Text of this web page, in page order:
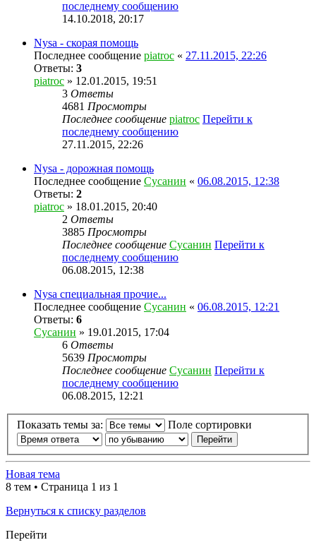
последнему сообщению
14.10.2018, 20:17
Nysa - скорая помощь
Последнее сообщение piatroc « 27.11.2015, 22:26
Ответы: 3
piatroc » 12.01.2015, 19:51
3 Ответы
4681 Просмотры
Последнее сообщение piatroc Перейти к
последнему сообщению
27.11.2015, 22:26
Nysa - дорожная помощь
Последнее сообщение Сусанин « 06.08.2015, 12:38
Ответы: 2
piatroc » 18.01.2015, 20:40
2 Ответы
3885 Просмотры
Последнее сообщение Сусанин Перейти к
последнему сообщению
06.08.2015, 12:38
Nysa специальная прочие...
Последнее сообщение Сусанин « 06.08.2015, 12:21
Ответы: 6
Сусанин » 19.01.2015, 17:04
6 Ответы
5639 Просмотры
Последнее сообщение Сусанин Перейти к
последнему сообщению
06.08.2015, 12:21
Показать темы за: Поле сортировки
Новая тема
8 тем • Страница 1 из 1
Вернуться к списку разделов
Перейти